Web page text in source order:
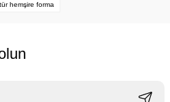
hemşire forma